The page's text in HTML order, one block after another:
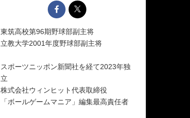
東筑高校第96期野球部副主将
立教大学2001年度野球部副主将
スポーツニッポン新聞社を経て2023年独
立
株式会社ウィンヒット代表取締役
「ボールゲームマニア」編集最高責任者